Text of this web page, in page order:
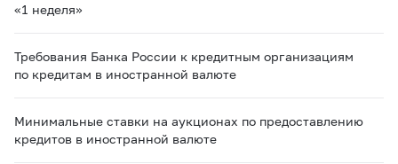
«1 неделя»
Требования Банка России к кредитным организациям
по кредитам в иностранной валюте
Минимальные ставки на аукционах по предоставлению
кредитов в иностранной валюте